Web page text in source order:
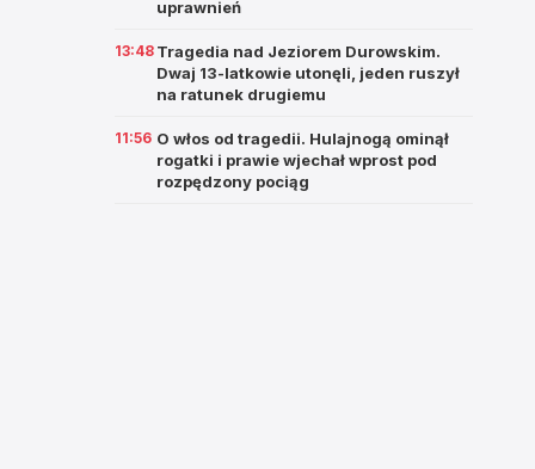
uprawnień
13:48 Tragedia nad Jeziorem Durowskim.
Dwaj 13-latkowie utonęli, jeden ruszył
na ratunek drugiemu
11:56 O włos od tragedii. Hulajnogą ominął
rogatki i prawie wjechał wprost pod
rozpędzony pociąg